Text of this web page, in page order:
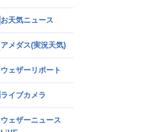
お天気ニュース
アメダス(実況天気)
ウェザーリポート
ライブカメラ
ウェザーニュース